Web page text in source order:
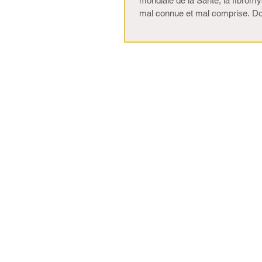
mal connue et mal comprise.